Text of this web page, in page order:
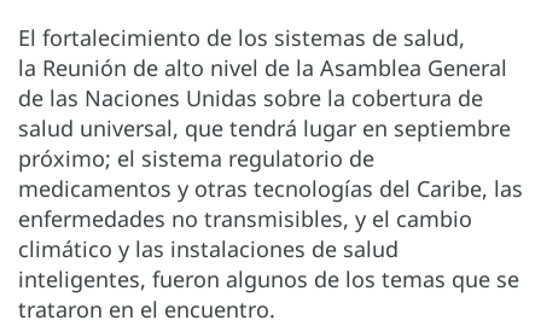
El fortalecimiento de los sistemas de salud,
la Reunión de alto nivel de la Asamblea General
de las Naciones Unidas sobre la cobertura de
salud universal, que tendrá lugar en septiembre
próximo; el sistema regulatorio de
medicamentos y otras tecnologías del Caribe, las
enfermedades no transmisibles, y el cambio
climático y las instalaciones de salud
inteligentes, fueron algunos de los temas que se
trataron en el encuentro.